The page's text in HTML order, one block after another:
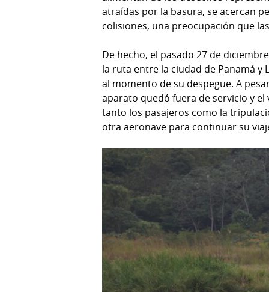
atraídas por la basura, se acercan
colisiones, una preocupación que
De hecho, el pasado 27 de
la ruta entre la ciudad de Panamá y
al momento de su despegue. A
aparato quedó fuera de servicio y
tanto los pasajeros como la
otra aeronave para continuar su